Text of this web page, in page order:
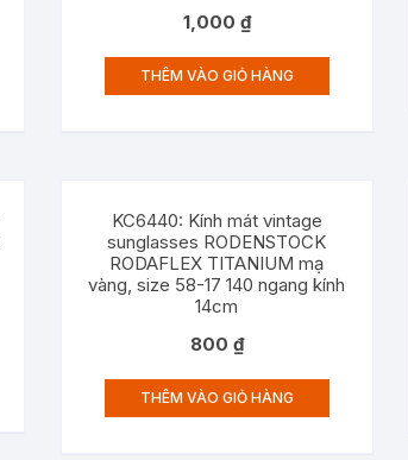
1,000 ₫
THÊM VÀO GIỎ HÀNG
KC6440: Kính mát vintage
sunglasses RODENSTOCK
RODAFLEX TITANIUM mạ
vàng, size 58-17 140 ngang kính
14cm
800 ₫
THÊM VÀO GIỎ HÀNG